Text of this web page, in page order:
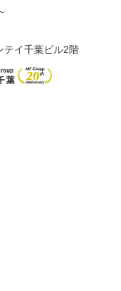
テイ千葉ビル2階